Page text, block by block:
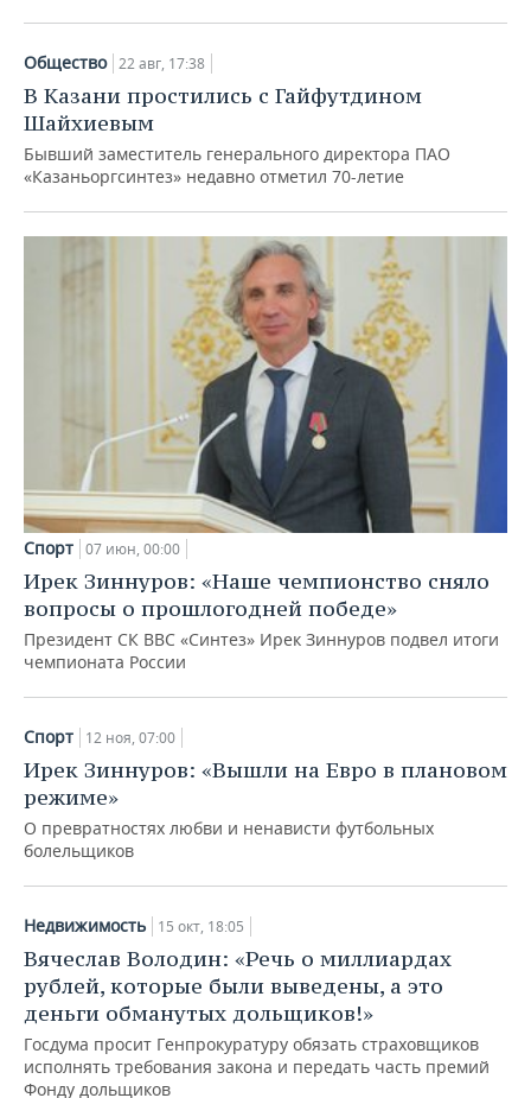
Общество 22 авг, 17:38
В Казани простились с Гайфутдином
Шайхиевым
Бывший заместитель генерального директора ПАО
«Казаньоргсинтез» недавно отметил 70-летие
Спорт 07 июн, 00:00
Ирек Зиннуров: «Наше чемпионство сняло
вопросы о прошлогодней победе»
Президент СК ВВС «Синтез» Ирек Зиннуров подвел итоги
чемпионата России
Спорт 12 ноя, 07:00
Ирек Зиннуров: «Вышли на Евро в плановом
режиме»
О превратностях любви и ненависти футбольных
болельщиков
Недвижимость 15 окт, 18:05
Вячеслав Володин: «Речь о миллиардах
рублей, которые были выведены, а это
деньги обманутых дольщиков!»
Госдума просит Генпрокуратуру обязать страховщиков
исполнять требования закона и передать часть премий
Фонду дольщиков